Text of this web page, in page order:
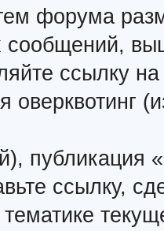
форума
ссылку
оверквотинг
публикация
ссылку,